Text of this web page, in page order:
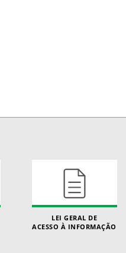
LEI GERAL DE
ACESSO À INFORMAÇÃO